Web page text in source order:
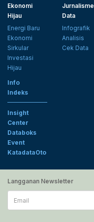
Ekonomi
Hijau
Energi Baru
Ekonomi
Sirkular
Investasi
Hijau
Jurnalisme
Data
Infografik
Analisis
Cek Data
Info
Indeks
Insight
Center
Databoks
Event
KatadataOto
Langganan Newsletter
Email